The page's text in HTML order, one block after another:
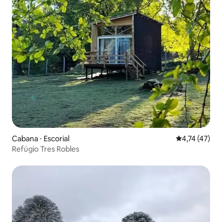
Cabana ⋅ Escorial 4,74 de uma
4,74 (47)
Refúgio Tres Robles